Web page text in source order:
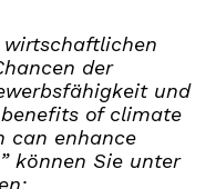
wirtschaftlichen
der
und
of climate
can enhance
können Sie unter